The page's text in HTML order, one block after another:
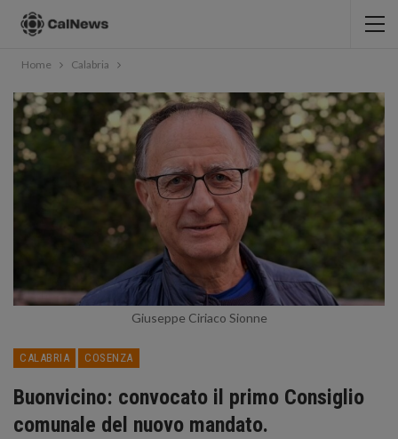
Home Calabria
Giuseppe Ciriaco Sionne
CALABRIA COSENZA
Buonvicino: convocato il primo Consiglio
comunale del nuovo mandato.